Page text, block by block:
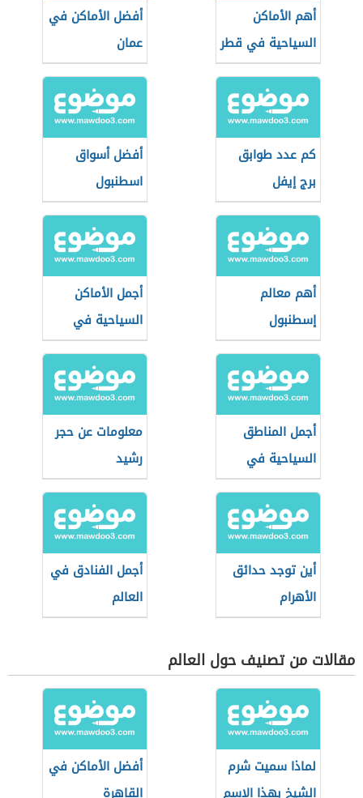
أهم الأماكن
السياحية في قطر
أفضل الأماكن في
عمان
كم عدد طوابق
برج إيفل
أفضل أسواق
اسطنبول
أهم معالم
إسطنبول
أجمل الأماكن
السياحية في
إسطنبول
أجمل المناطق
السياحية في
المغرب
معلومات عن حجر
رشيد
أين توجد حدائق
الأهرام
أجمل الفنادق في
العالم
مقالات من تصنيف حول العالم
لماذا سميت شرم
الشيخ بهذا الاسم
أفضل الأماكن في
القاهرة